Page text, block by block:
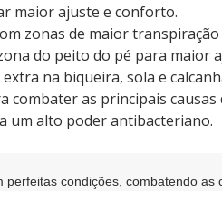
maior ajuste e conforto.
zonas de maior
do peito do pé para maior
na biqueira, sola e
as principais
um alto poder antibacteriano.
condições, combatendo